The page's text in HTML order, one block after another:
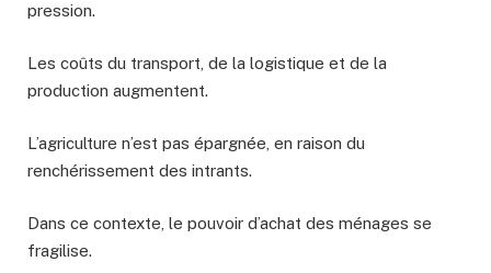
pression.
Les coûts du transport, de la logistique et de la
production augmentent.
L’agriculture n’est pas épargnée, en raison du
renchérissement des intrants.
Dans ce contexte, le pouvoir d’achat des ménages se
fragilise.